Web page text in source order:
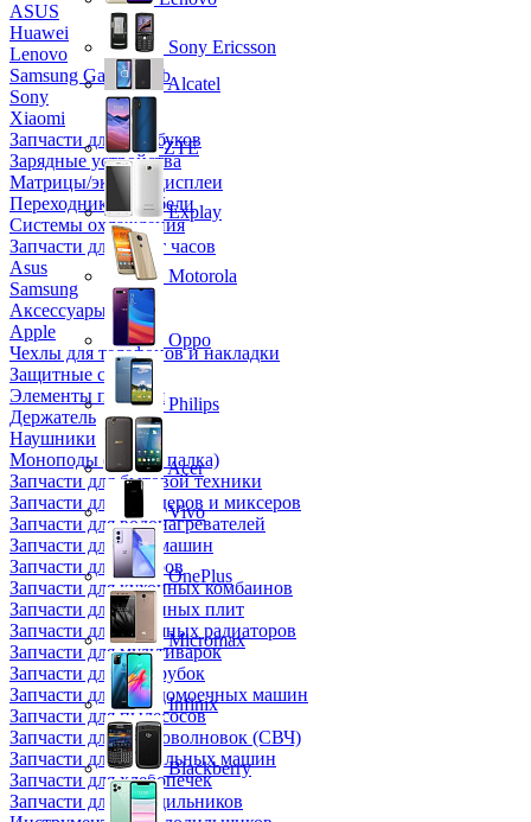
ASUS
Huawei
Lenovo
Samsung Galaxy Tab
Sony
Xiaomi
Запчасти для ноутбуков
Зарядные устройства
Матрицы/экраны/дисплеи
Переходники и кабели
Системы охлаждения
Запчасти для смарт часов
Asus
Samsung
Аксессуары
Apple
Чехлы для телефонов и накладки
Защитные стекла
Элементы питания
Держатель
Наушники
Моноподы (Селфи палка)
Запчасти для бытовой техники
Запчасти для блендеров и миксеров
Запчасти для водонагревателей
Запчасти для кофемашин
Запчасти для кулеров
Запчасти для кухонных комбаинов
Запчасти для кухонных плит
Запчасти для масляных радиаторов
Запчасти для мультиварок
Запчасти для мясорубок
Запчасти для посудомоечных машин
Запчасти для пылесосов
Запчасти для микроволновок (СВЧ)
Запчасти для стиральных машин
Запчасти для хлебопечек
Запчасти для холодильников
Sony Ericsson
Alcatel
ZTE
Explay
Motorola
Oppo
Philips
Acer
Vivo
OnePlus
Micromax
Infinix
Blackberry